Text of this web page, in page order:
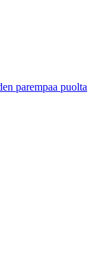
parempaa puolta